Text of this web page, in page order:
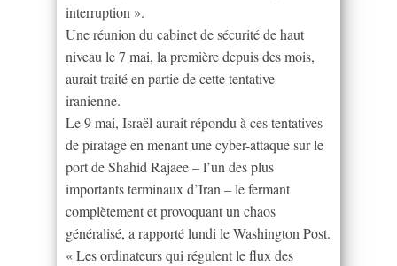
interruption ».
Une réunion du cabinet de sécurité de haut
niveau le 7 mai, la première depuis des mois,
aurait traité en partie de cette tentative
iranienne.
Le 9 mai, Israël aurait répondu à ces tentatives
de piratage en menant une cyber-attaque sur le
port de Shahid Rajaee – l’un des plus
importants terminaux d’Iran – le fermant
complètement et provoquant un chaos
généralisé, a rapporté lundi le Washington Post.
« Les ordinateurs qui régulent le flux des